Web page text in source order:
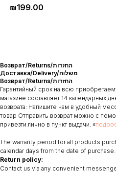
₪199.00
Возврат/Returns/החזרות
Доставка/Delivery/משלוח
Возврат/Returns/החזרות
Гарантийный срок на всю
магазине составляет 14 календарных
возврата: Напишите нам в удобный
товар Отправить возврат можно с
привезти лично в пункт выдачи. «
The warranty period for all products
calendar days from the date of purchase.
Return policy:
Contact us via any convenient